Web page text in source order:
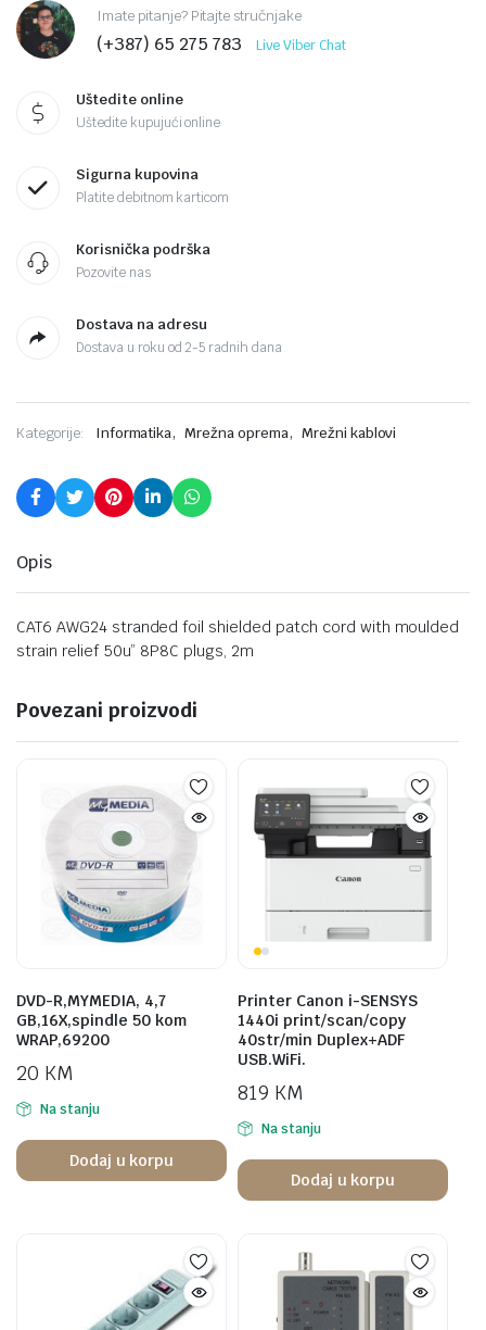
Imate pitanje? Pitajte stručnjake
(+387) 65 275 783 Live Viber Chat
Uštedite online
Uštedite kupujući online
Sigurna kupovina
Platite debitnom karticom
Korisnička podrška
Pozovite nas
Dostava na adresu
Dostava u roku od 2-5 radnih dana
Kategorije: Informatika, Mrežna oprema, Mrežni kablovi
Opis
CAT6 AWG24 stranded foil shielded patch cord with moulded
strain relief 50u” 8P8C plugs, 2m
Povezani proizvodi
DVD-R,MYMEDIA, 4,7
GB,16X,spindle 50 kom
WRAP,69200
20 KM
Na stanju
Dodaj u korpu
Printer Canon i-SENSYS
1440i print/scan/copy
40str/min Duplex+ADF
USB.WiFi.
819 KM
Na stanju
Dodaj u korpu